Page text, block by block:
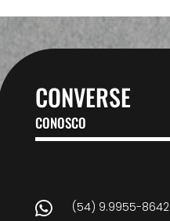
CONVERSE
CONOSCO
 (54) 9.9955-8642